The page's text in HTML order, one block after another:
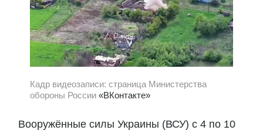
Кадр видеозаписи: страница Министерства
обороны России «ВКонтакте»
Вооружённые силы Украины (ВСУ) с 4 по 10